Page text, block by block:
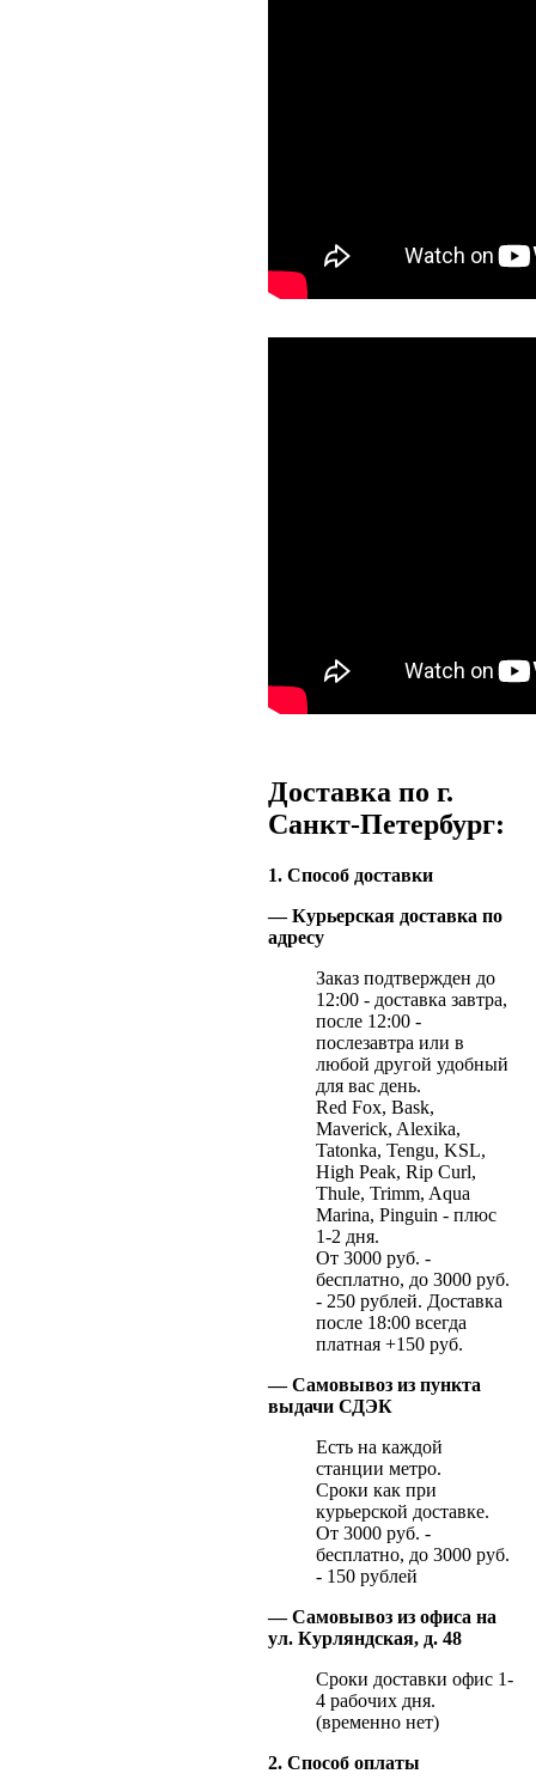
Доставка по г.
Санкт-Петербург:
1. Способ доставки
— Курьерская доставка по
адресу
Заказ подтвержден до
12:00 - доставка завтра,
после 12:00 -
послезавтра или в
любой другой удобный
для вас день.
Red Fox, Bask,
Maverick, Alexika,
Tatonka, Tengu, KSL,
High Peak, Rip Curl,
Thule, Trimm, Aqua
Marina, Pinguin - плюс
1-2 дня.
От 3000 руб. -
бесплатно, до 3000 руб.
- 250 рублей. Доставка
после 18:00 всегда
платная +150 руб.
— Самовывоз из пункта
выдачи СДЭК
Есть на каждой
станции метро.
Сроки как при
курьерской доставке.
От 3000 руб. -
бесплатно, до 3000 руб.
- 150 рублей
— Самовывоз из офиса на
ул. Курляндская, д. 48
Сроки доставки офис 1-
4 рабочих дня.
(временно нет)
2. Способ оплаты